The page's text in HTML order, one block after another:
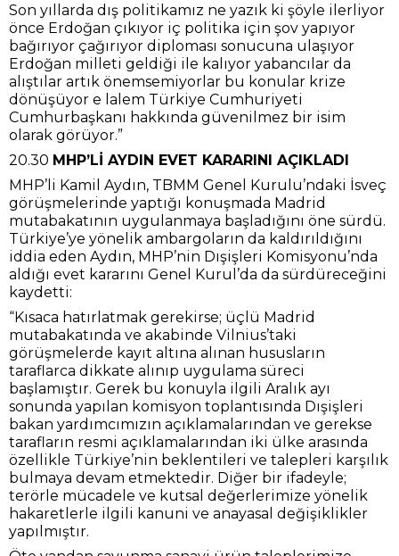
Son yıllarda dış politikamız ne yazık ki şöyle ilerliyor
önce Erdoğan çıkıyor iç politika için şov yapıyor
bağırıyor çağırıyor diploması sonucuna ulaşıyor
Erdoğan milleti geldiği ile kalıyor yabancılar da
alıştılar artık önemsemiyorlar bu konular krize
dönüşüyor e lalem Türkiye Cumhuriyeti
Cumhurbaşkanı hakkında güvenilmez bir isim
olarak görüyor.”
20.30 MHP’Lİ AYDIN EVET KARARINI AÇIKLADI
MHP’li Kamil Aydın, TBMM Genel Kurulu’ndaki İsveç
görüşmelerinde yaptığı konuşmada Madrid
mutabakatının uygulanmaya başladığını öne sürdü.
Türkiye’ye yönelik ambargoların da kaldırıldığını
iddia eden Aydın, MHP’nin Dışişleri Komisyonu’nda
aldığı evet kararını Genel Kurul’da da sürdüreceğini
kaydetti:
“Kısaca hatırlatmak gerekirse; üçlü Madrid
mutabakatında ve akabinde Vilnius’taki
görüşmelerde kayıt altına alınan hususların
taraflarca dikkate alınıp uygulama süreci
başlamıştır. Gerek bu konuyla ilgili Aralık ayı
sonunda yapılan komisyon toplantısında Dışişleri
bakan yardımcımızın açıklamalarından ve gerekse
tarafların resmi açıklamalarından iki ülke arasında
özellikle Türkiye’nin beklentileri ve talepleri karşılık
bulmaya devam etmektedir. Diğer bir ifadeyle;
terörle mücadele ve kutsal değerlerimize yönelik
hakaretlerle ilgili kanuni ve anayasal değişiklikler
yapılmıştır.